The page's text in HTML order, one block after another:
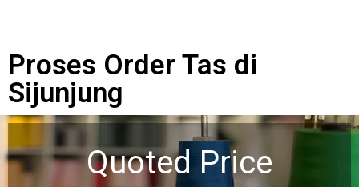
Proses Order Tas di
Sijunjung
Quoted Price